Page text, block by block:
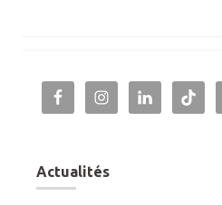
Actualités